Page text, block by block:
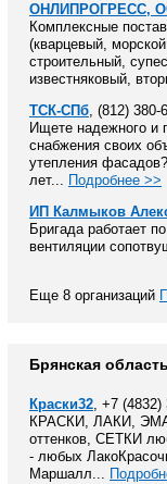
ОНЛИПРОГРЕСС,
Комплексные
(кварцевый,
строительный,
известняковый,
ТСК-СПб, (812) 380-
Ищете надежного и
снабжения своих
утепления
лет... Подробнее >>
ИП Калмыков
Бригада работает
вентиляции
Еще 8 организаций
Брянская область
Краски32, +7 (4832)
КРАСКИ, ЛАКИ,
оттенков, СЕТКИ
- любых
Маршалл...